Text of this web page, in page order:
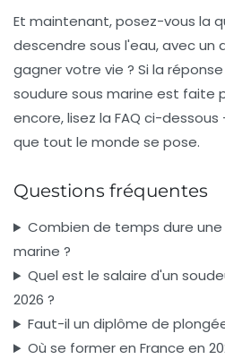
Et maintenant, posez-vous la
descendre sous l'eau, avec un
gagner votre vie ? Si la
soudure sous marine est faite
encore, lisez la FAQ ci-
que tout le monde se pose.
Questions fréquentes
Combien de temps dure
marine ?
Quel est le salaire d'un
2026 ?
Faut-il un diplôme de
Où se former en France en